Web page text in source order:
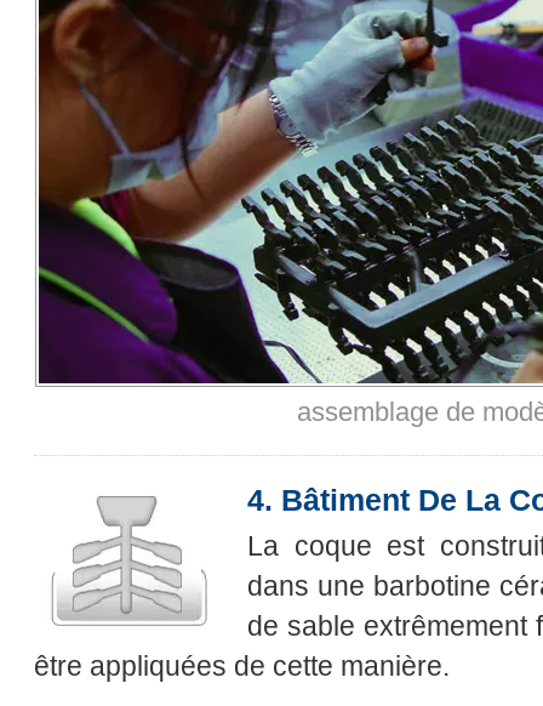
assemblage de
4. Bâtiment De La
La coque est
dans une barbotine
de sable extrêmement
être appliquées de cette manière.